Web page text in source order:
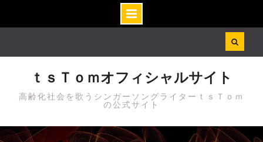
ｔｓＴｏｍオフィシャルサイト
高齢化社会を歌うシンガーソングライターｔｓＴｏｍ
の公式サイト